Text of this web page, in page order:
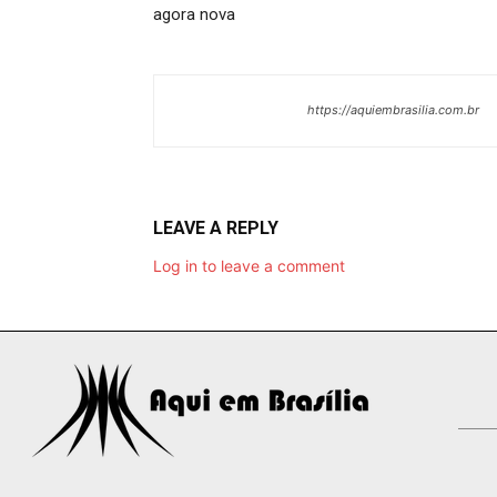
agora nova
https://aquiembrasilia.com.br
LEAVE A REPLY
Log in to leave a comment